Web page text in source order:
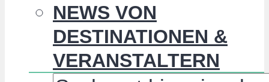
NEWS VON
DESTINATIONEN &
VERANSTALTERN